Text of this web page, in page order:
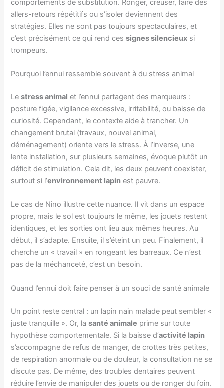
comportements de substitution. Ronger, creuser, faire des
allers-retours répétitifs ou s’isoler deviennent des
stratégies. Elles ne sont pas toujours spectaculaires, et
c’est précisément ce qui rend cessignes silencieux si
trompeurs.
Pourquoi l’ennui ressemble souvent à du stress animal
Lestress animal et l’ennui partagent des marqueurs :
posture figée, vigilance excessive, irritabilité, ou baisse de
curiosité. Cependant, le contexte aide à trancher. Un
changement brutal (travaux, nouvel animal,
déménagement) oriente vers le stress. À l’inverse, une
lente installation, sur plusieurs semaines, évoque plutôt un
déficit de stimulation. Cela dit, les deux peuvent coexister,
surtout si l’environnement lapin est pauvre.
Le cas de Nino illustre cette nuance. Il vit dans un espace
propre, mais le sol est toujours le même, les jouets restent
identiques, et les sorties ont lieu aux mêmes heures. Au
début, il s’adapte. Ensuite, il s’éteint un peu. Finalement, il
cherche un « travail » en rongeant les barreaux. Ce n’est
pas de la méchanceté, c’est un besoin.
Quand l’ennui doit faire penser à un souci de santé animale
Un point reste central : un lapin nain malade peut sembler «
juste tranquille ». Or, lasanté animale prime sur toute
hypothèse comportementale. Si la baisse d’activité lapin
s’accompagne de refus de manger, de crottes très petites,
de respiration anormale ou de douleur, la consultation ne se
discute pas. De même, des troubles dentaires peuvent
réduire l’envie de manipuler des jouets ou de ronger du foin.